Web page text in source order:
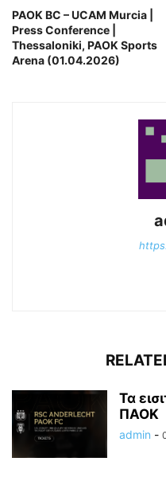
PAOK BC – UCAM Murcia |
Press Conference |
Thessaloniki, PAOK Sports
Arena (01.04.2026)
Τα
ΠΑΟΚ
admin -